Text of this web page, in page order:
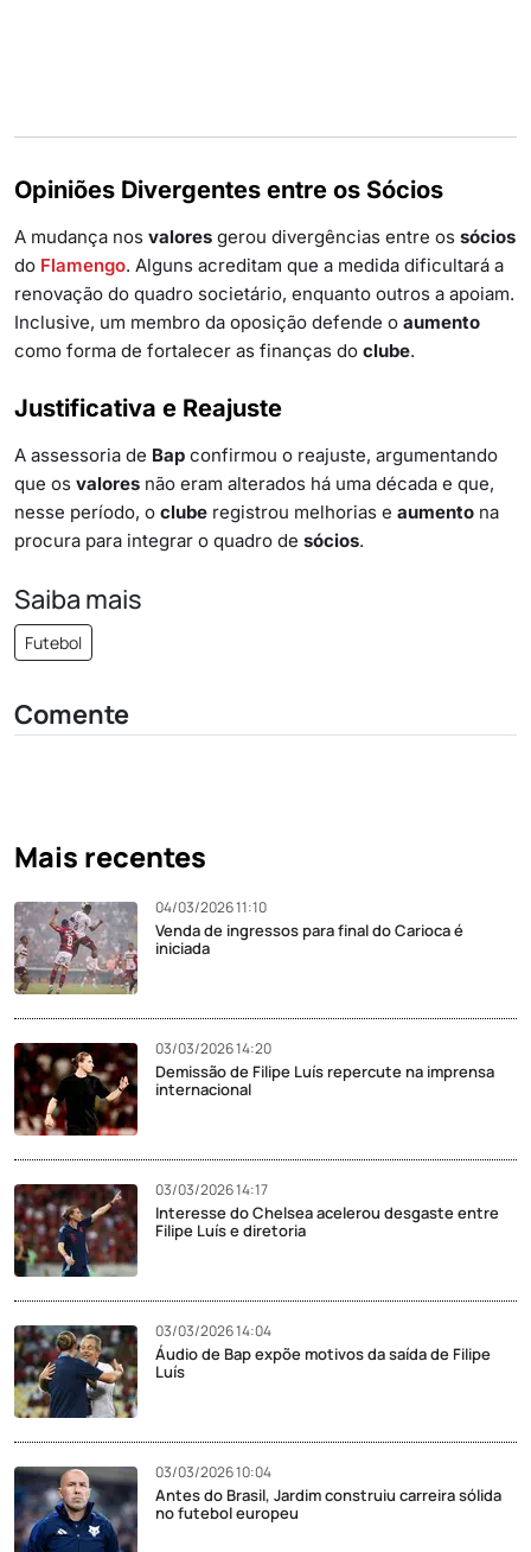
Opiniões Divergentes entre os Sócios
A mudança nos valores gerou divergências entre os sócios
do Flamengo. Alguns acreditam que a medida dificultará a
renovação do quadro societário, enquanto outros a apoiam.
Inclusive, um membro da oposição defende o aumento
como forma de fortalecer as finanças do clube.
Justificativa e Reajuste
A assessoria de Bap confirmou o reajuste, argumentando
que os valores não eram alterados há uma década e que,
nesse período, o clube registrou melhorias e aumento na
procura para integrar o quadro de sócios.
Saiba mais
Futebol
Comente
Mais recentes
04/03/2026 11:10
Venda de ingressos para final do Carioca é
iniciada
03/03/2026 14:20
Demissão de Filipe Luís repercute na imprensa
internacional
03/03/2026 14:17
Interesse do Chelsea acelerou desgaste entre
Filipe Luís e diretoria
03/03/2026 14:04
Áudio de Bap expõe motivos da saída de Filipe
Luís
03/03/2026 10:04
Antes do Brasil, Jardim construiu carreira sólida
no futebol europeu